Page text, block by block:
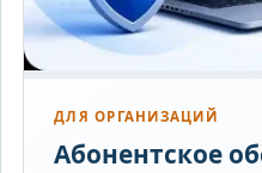
ДЛЯ ОРГАНИЗАЦИЙ
Абонентское